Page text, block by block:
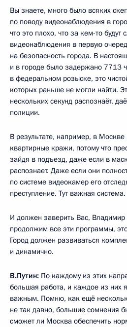
Вы знаете, много было всяких
по поводу видеонаблюдения в
что это плохо, что за кем-то будут
видеонаблюдения в первую
на безопасность города. В
и в городе было задержано 7713
в федеральном розыске, это
которых раньше не могли найти.
нескольких секунд распознаёт,
полиции.
В результате, например, в
квартирные кражи, потому что
зайдя в подъезд, даже если в
распознает. Даже если они
по системе видеокамер его
преступление. Тут важная система.
И должен заверить Вас,
продолжим все эти программы,
Город должен развиваться
и динамично.
В.Путин: По каждому из этих
большая работа, и каждое из них
важным. Помню, как ещё
не так давно, большие сомнения
сможет ли Москва обеспечить